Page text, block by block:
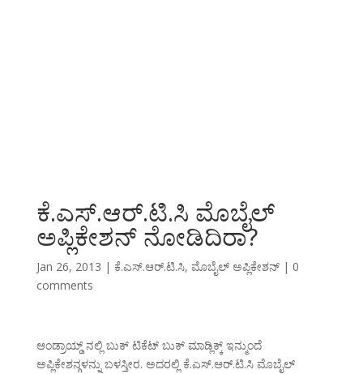
ಕೆ.ಎಸ್.ಆರ್.ಟಿ.ಸಿ ಮೊಬೈಲ್
ಅಪ್ಲಿಕೇಶನ್ ನೋಡಿದಿರಾ?
Jan 26, 2013 | ಕೆ.ಎಸ್.ಆರ್.ಟಿ.ಸಿ, ಮೊಬೈಲ್ ಅಪ್ಲಿಕೇಶನ್| 0
comments
ಆಂಡ್ರಾಯ್ಡ್ ನಲ್ಲಿ ಬುಕ್ ಟಿಕೆಟ್ ಬುಕ್ ಮಾಡ್ಲಿಕ್ಕ್ ಇನ್ಮುಂದೆ
ಅಪ್ಲಿಕೇಶನ್ಗಳನ್ನು ಬಳಸ್ತೀರ. ಅದರಲ್ಲಿ ಕೆ.ಎಸ್.ಆರ್.ಟಿ.ಸಿ ಮೊಬೈಲ್